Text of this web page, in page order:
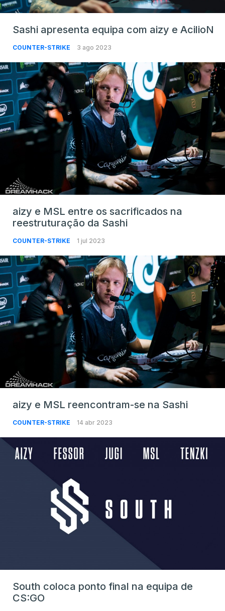
Sashi apresenta equipa com aizy e AcilioN
COUNTER-STRIKE 3 ago 2023
aizy e MSL entre os sacrificados na
reestruturação da Sashi
COUNTER-STRIKE 1 jul 2023
aizy e MSL reencontram-se na Sashi
COUNTER-STRIKE 14 abr 2023
South coloca ponto final na equipa de
CS:GO